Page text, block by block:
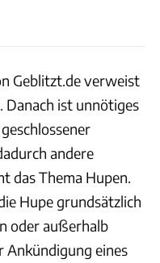
Geblitzt.de verweist
Danach ist unnötiges
andere
das Thema Hupen.
Hupe grundsätzlich
oder außerhalb
Ankündigung eines